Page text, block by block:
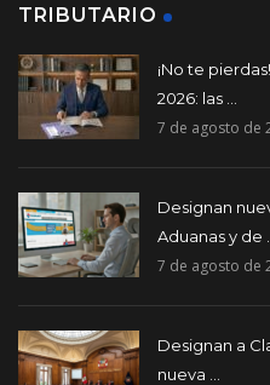
TRIBUTARIO
¡No te
2026: las ...
7 de agosto de
Designan
Aduanas y de ...
7 de agosto de
Designan a
nueva ...